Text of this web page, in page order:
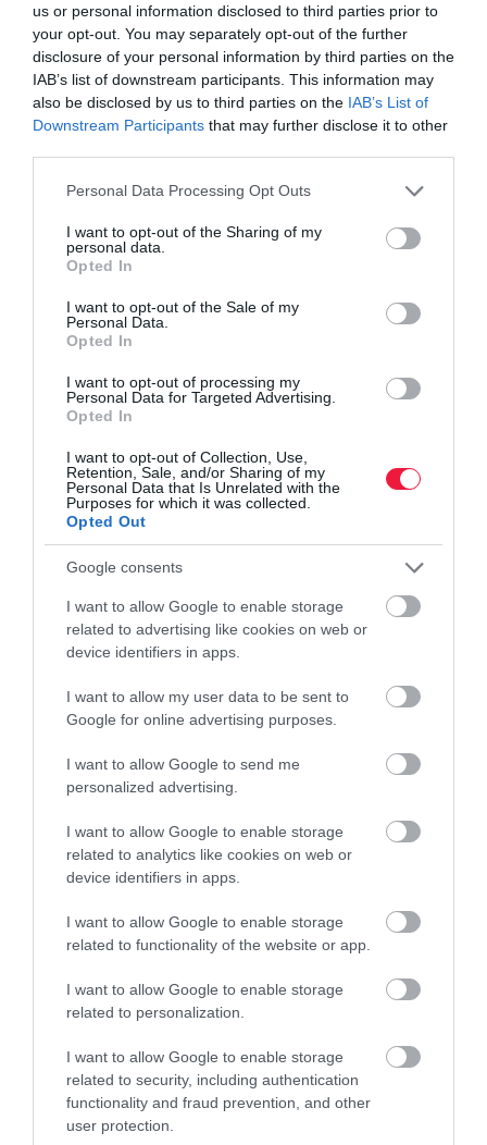
us or personal information disclosed to third parties prior to
your opt-out. You may separately opt-out of the further
disclosure of your personal information by third parties on the
IAB’s list of downstream participants. This information may
also be disclosed by us to third parties on the IAB’s List of
Downstream Participants that may further disclose it to other
Please note that this website/app uses one or more Google
not limited to your visit or usage behaviour. You may click to
grant or deny consent to Google and its third-party tags to
use your data for below specified purposes in below Google
consent section.
Personal Data Processing Opt Outs
I want to opt-out of the Sharing of my
personal data.
Opted In
I want to opt-out of the Sale of my
Personal Data.
Opted In
I want to opt-out of processing my
Personal Data for Targeted Advertising.
Opted In
I want to opt-out of Collection, Use,
Retention, Sale, and/or Sharing of my
Personal Data that Is Unrelated with the
Purposes for which it was collected.
Opted Out
Google consents
I want to allow Google to enable storage
related to advertising like cookies on web or
device identifiers in apps.
I want to allow my user data to be sent to
Google for online advertising purposes.
I want to allow Google to send me
personalized advertising.
I want to allow Google to enable storage
related to analytics like cookies on web or
device identifiers in apps.
I want to allow Google to enable storage
related to functionality of the website or app.
I want to allow Google to enable storage
related to personalization.
I want to allow Google to enable storage
related to security, including authentication
functionality and fraud prevention, and other
user protection.
Megszűnhet a postai levélküldés - itt már
felhagytak vele
A PostNord, a dán állami postaszolgáltató bejelentette: 2025
végén megszüntetik a hagyományos levelek kézbesítését. A
visszaesett az…